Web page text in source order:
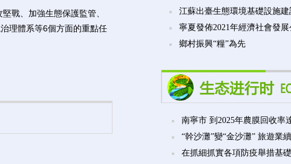
戰、加強生態保護監管、
理體系等6個方面的重點任
江蘇出臺生態環境基礎設施建
寧夏發佈2021年經濟社會發展
鄉村振興“糧”為先
南寧市 到2025年農膜回收率
“幹沙灘”變“金沙灘” 旅遊業
在抓細抓實各項防疫舉措基